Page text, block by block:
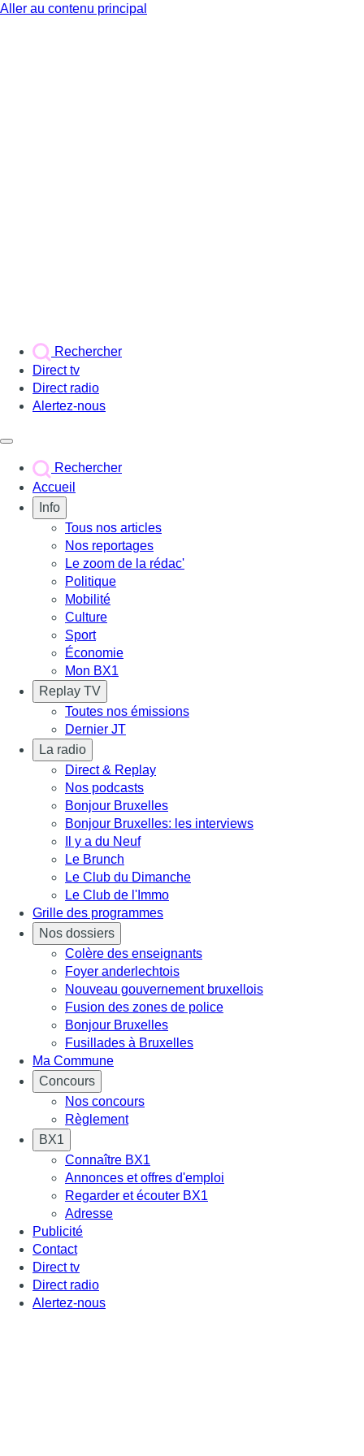
Aller au contenu principal
Rechercher
Direct tv
Direct radio
Alertez-nous
Rechercher
Accueil
Info
Tous nos articles
Nos reportages
Le zoom de la rédac'
Politique
Mobilité
Culture
Sport
Économie
Mon BX1
Replay TV
Toutes nos émissions
Dernier JT
La radio
Direct & Replay
Nos podcasts
Bonjour Bruxelles
Bonjour Bruxelles: les interviews
Il y a du Neuf
Le Brunch
Le Club du Dimanche
Le Club de l'Immo
Grille des programmes
Nos dossiers
Colère des enseignants
Foyer anderlechtois
Nouveau gouvernement bruxellois
Fusion des zones de police
Bonjour Bruxelles
Fusillades à Bruxelles
Ma Commune
Concours
Nos concours
Règlement
BX1
Connaître BX1
Annonces et offres d'emploi
Regarder et écouter BX1
Adresse
Publicité
Contact
Direct tv
Direct radio
Alertez-nous